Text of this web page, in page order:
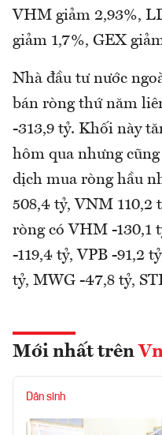
VHM giảm 2,93%,
giảm 1,7%, GEX
Nhà đầu tư nước
bán ròng thứ năm
-313,9 tỷ. Khối này
hôm qua nhưng cũng
dịch mua ròng hầu
508,4 tỷ, VNM 110,2
ròng có VHM -130,1
-119,4 tỷ, VPB -91,2
tỷ, MWG -47,8 tỷ,
Mới nhất trên
Dân sinh